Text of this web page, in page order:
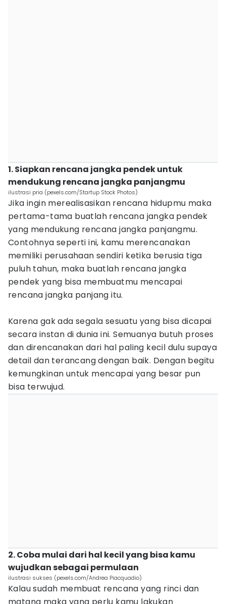
1. Siapkan rencana jangka pendek untuk
mendukung rencana jangka panjangmu
ilustrasi pria (pexels.com/Startup Stock Photos)
Jika ingin merealisasikan rencana hidupmu maka
pertama-tama buatlah rencana jangka pendek
yang mendukung rencana jangka panjangmu.
Contohnya seperti ini, kamu merencanakan
memiliki perusahaan sendiri ketika berusia tiga
puluh tahun, maka buatlah rencana jangka
pendek yang bisa membuatmu mencapai
rencana jangka panjang itu.
Karena gak ada segala sesuatu yang bisa dicapai
secara instan di dunia ini. Semuanya butuh proses
dan direncanakan dari hal paling kecil dulu supaya
detail dan terancang dengan baik. Dengan begitu
kemungkinan untuk mencapai yang besar pun
bisa terwujud.
2. Coba mulai dari hal kecil yang bisa kamu
wujudkan sebagai permulaan
ilustrasi sukses (pexels.com/Andrea Piacquadio)
Kalau sudah membuat rencana yang rinci dan